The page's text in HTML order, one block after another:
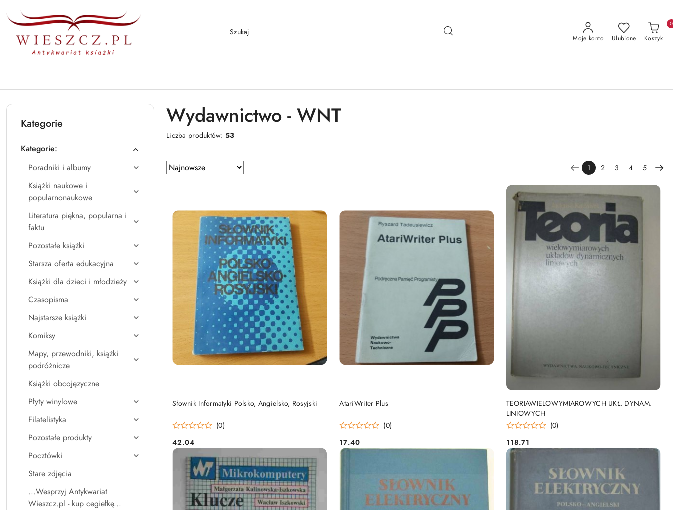
Przejdź do treści głównej
Przejdź do wyszukiwarki
Przejdź do moje konto
Przejdź do menu głównego
Przejdź do stopki
Moje konto Ulubione Koszyk
0
Kategorie
Kategorie:
Poradniki i albumy
Książki naukowe i
popularnonaukowe
Literatura piękna, popularna i
faktu
Pozostałe książki
Starsza oferta edukacyjna
Książki dla dzieci i młodzieży
Czasopisma
Najstarsze książki
Komiksy
Mapy, przewodniki, książki
podróżnicze
Książki obcojęzyczne
Płyty winylowe
Filatelistyka
Pozostałe produkty
Pocztówki
Stare zdjęcia
...Wesprzyj Antykwariat
Wieszcz.pl - kup cegiełkę...
Wydawnictwo - WNT
Liczba produktów:53
Zastosowano
sortowanie:
Sortuj
według
1 2 3 4 5
Słownik Informatyki Polsko, Angielsko, Rosyjski
(0)
Cena:
42.04
DO KOSZYKA AtariWriter Plus
(0)
Cena:
17.40
TEORIAWIELOWYMIAROWYCH UKŁ. DYNAM.
LINIOWYCH
(0)
Cena:
118.71
DO KOSZYKA